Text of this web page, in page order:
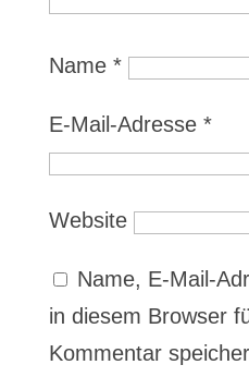
Name *
E-Mail-Adresse *
Website
Name, E-Mail-
in diesem Browser
Kommentar